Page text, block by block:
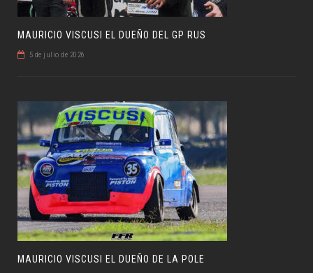
MAURICIO VISCUSI EL DUEÑO DEL GP RUS
5 de julio de 2026
MAURICIO VISCUSI EL DUEÑO DE LA POLE